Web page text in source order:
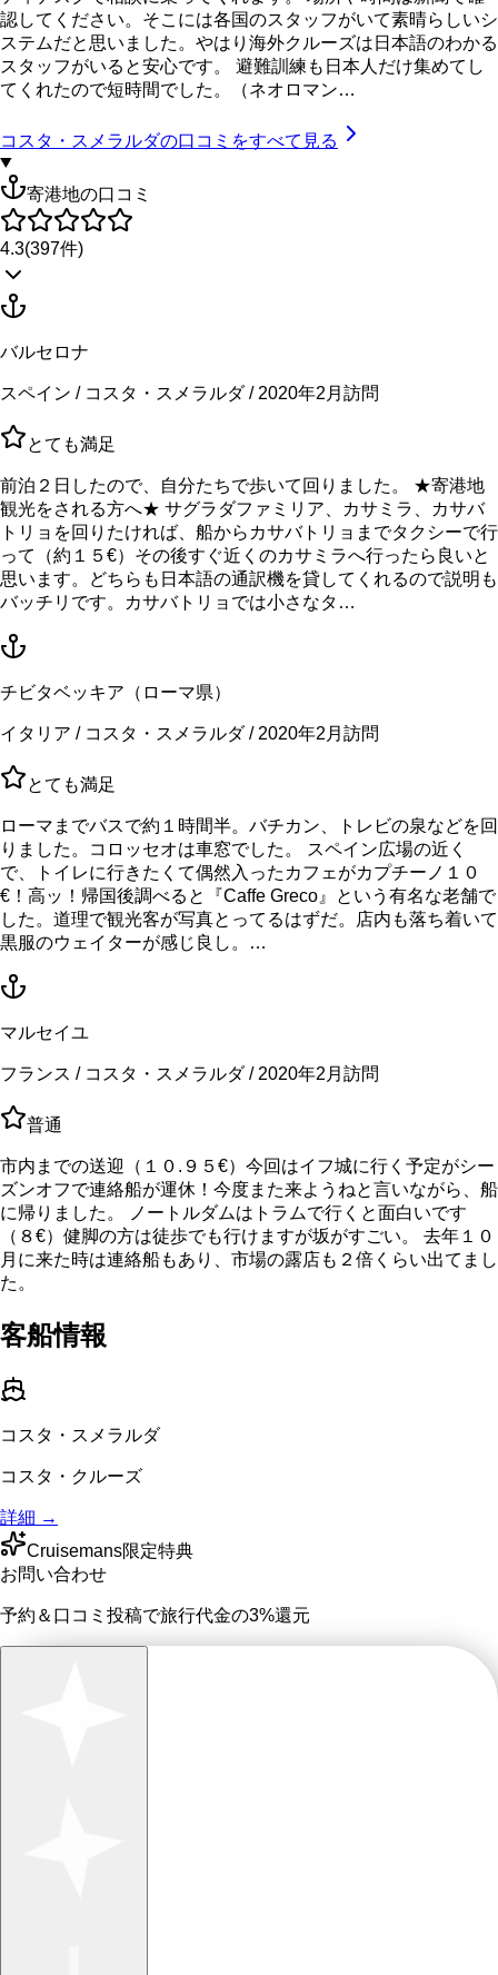
認してください。そこには各国のスタッフがいて素晴らしいシ
ステムだと思いました。やはり海外クルーズは日本語のわかる
スタッフがいると安心です。 避難訓練も日本人だけ集めてし
てくれたので短時間でした。（ネオロマン…
コスタ・スメラルダの口コミをすべて見る
寄港地の口コミ
4.3(397件)
バルセロナ
スペイン / コスタ・スメラルダ / 2020年2月訪問
とても満足
前泊２日したので、自分たちで歩いて回りました。 ★寄港地
観光をされる方へ★ サグラダファミリア、カサミラ、カサバ
トリョを回りたければ、船からカサバトリョまでタクシーで行
って（約１５€）その後すぐ近くのカサミラへ行ったら良いと
思います。どちらも日本語の通訳機を貸してくれるので説明も
バッチリです。カサバトリョでは小さなタ…
チビタベッキア（ローマ県）
イタリア / コスタ・スメラルダ / 2020年2月訪問
とても満足
ローマまでバスで約１時間半。バチカン、トレビの泉などを回
りました。コロッセオは車窓でした。 スペイン広場の近く
で、トイレに行きたくて偶然入ったカフェがカプチーノ１０
€！高ッ！帰国後調べると『Caffe Greco』という有名な老舗で
した。道理で観光客が写真とってるはずだ。店内も落ち着いて
黒服のウェイターが感じ良し。…
マルセイユ
フランス / コスタ・スメラルダ / 2020年2月訪問
普通
市内までの送迎（１０.９５€）今回はイフ城に行く予定がシー
ズンオフで連絡船が運休！今度また来ようねと言いながら、船
に帰りました。 ノートルダムはトラムで行くと面白いです
（８€）健脚の方は徒歩でも行けますが坂がすごい。 去年１０
月に来た時は連絡船もあり、市場の露店も２倍くらい出てまし
た。
客船情報
コスタ・スメラルダ
コスタ・クルーズ
詳細 →
Cruisemans限定特典
お問い合わせ
予約＆口コミ投稿で旅行代金の3%還元